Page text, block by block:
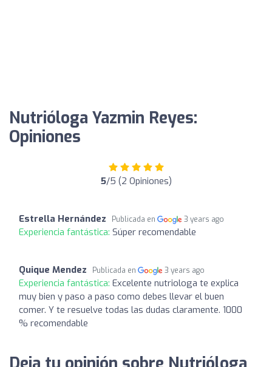
Nutrióloga Yazmin Reyes:
Opiniones
5/5 (2 Opiniones)
Estrella Hernández Publicada en 3 years ago
Experiencia fantástica: Súper recomendable
Quique Mendez Publicada en 3 years ago
Experiencia fantástica: Excelente nutriologa te explica
muy bien y paso a paso como debes llevar el buen
comer. Y te resuelve todas las dudas claramente. 1000
% recomendable